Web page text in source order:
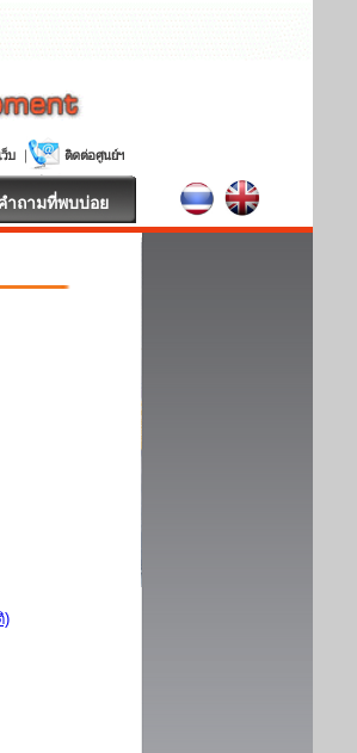
ำถามที่พบบ่อย
)